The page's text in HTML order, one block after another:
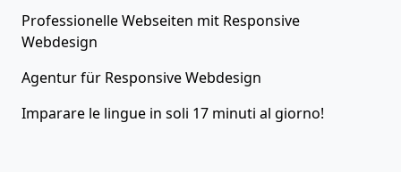
Professionelle Webseiten mit Responsive
Webdesign
Agentur für Responsive Webdesign
Imparare le lingue in soli 17 minuti al giorno!